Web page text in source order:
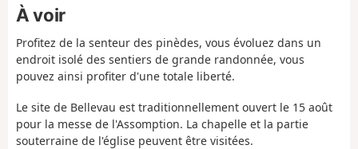
À voir
Profitez de la senteur des pinèdes, vous évoluez dans un
endroit isolé des sentiers de grande randonnée, vous
pouvez ainsi profiter d'une totale liberté.
Le site de Bellevau est traditionnellement ouvert le 15 août
pour la messe de l'Assomption. La chapelle et la partie
souterraine de l'église peuvent être visitées.